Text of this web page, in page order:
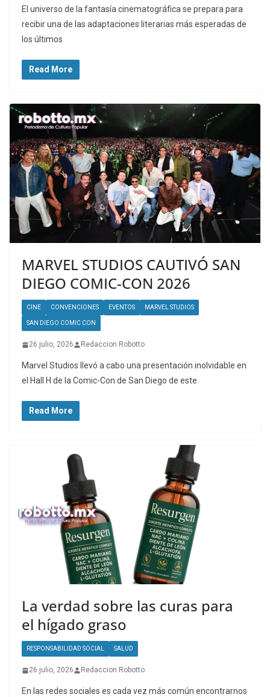
El universo de la fantasía cinematográfica se prepara para
recibir una de las adaptaciones literarias más esperadas de
los últimos
Read More
MARVEL STUDIOS CAUTIVÓ SAN
DIEGO COMIC-CON 2026
CINE CONVENCIONES EVENTOS MARVEL STUDIOS
SAN DIEGO COMIC CON
26 julio, 2026 Redaccion Robotto
Marvel Studios llevó a cabo una presentación inolvidable en
el Hall H de la Comic-Con de San Diego de este
Read More
La verdad sobre las curas para
el hígado graso
RESPONSABILIDAD SOCIAL SALUD
26 julio, 2026 Redaccion Robotto
En las redes sociales es cada vez más común encontrarnos